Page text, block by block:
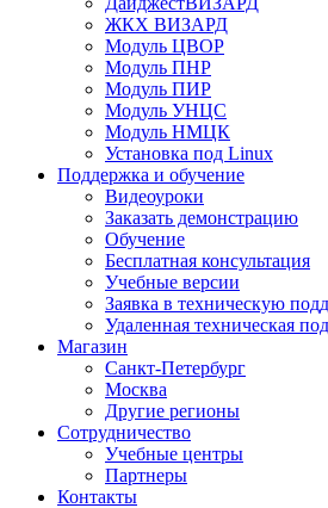
ЖКХ ВИЗАРД
Модуль ЦВОР
Модуль ПНР
Модуль ПИР
Модуль УНЦС
Модуль НМЦК
Установка под Linux
Поддержка и обучение
Видеоуроки
Заказать демонстрацию
Обучение
Бесплатная консультация
Учебные версии
Заявка в техническую
Удаленная техническая
Магазин
Санкт-Петербург
Москва
Другие регионы
Сотрудничество
Учебные центры
Партнеры
Контакты